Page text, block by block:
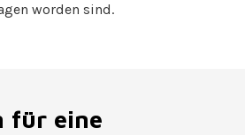
worden sind.
für eine